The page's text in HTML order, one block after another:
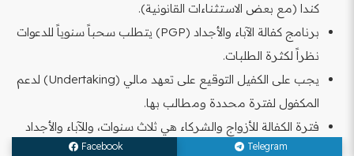
كندا (مع بعض الاستثناءات القانونية).
برنامج كفالة الآباء والأجداد (PGP) يتطلب سحباً سنوياً للدعوات
نظراً لكثرة الطلبات.
يجب على الكفيل التوقيع على تعهد مالي (Undertaking) لدعم
المكفول لفترة محددة ومطالب بها.
فترة الكفالة للأزواج والشركاء هي ثلاث سنوات، وللآباء والأجداد
Telegram
Facebook